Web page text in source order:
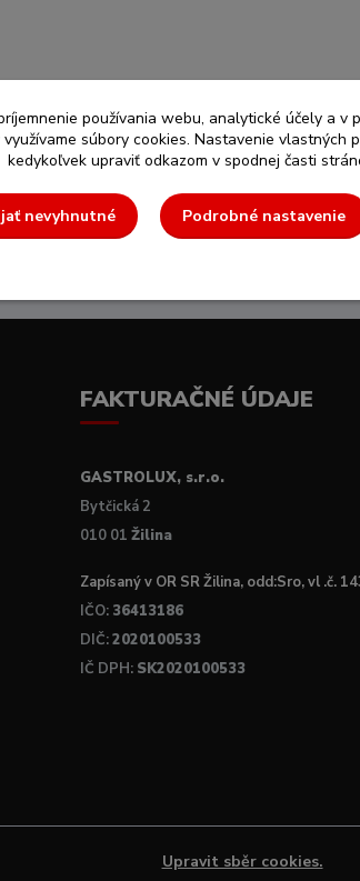
Rýchla a odborná pomoc
vždy k dispozícii
FAKTURAČNÉ ÚDAJE
GASTROLUX, s.r.o.
Bytčická 2
010 01 Žilina
Zapísaný v OR SR Žilina, odd:Sro, vl .č.
IČO: 36413186
DIČ:2020100533
IČ DPH: SK2020100533
Upravit sběr cookies.
používania webu, analytické účely a v
súbory cookies. Nastavenie vlastných
kedykoľvek upraviť odkazom v spodnej časti
nevyhnutné Podrobné nastavenie